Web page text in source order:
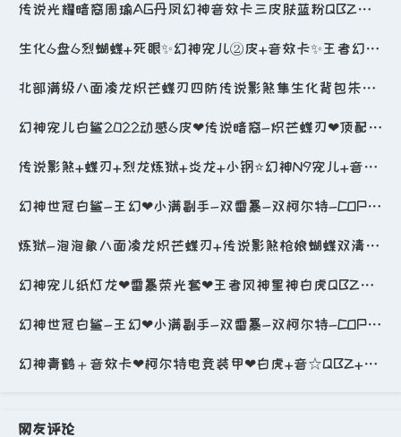
传说光耀暗裔周瑜AG丹凤幻神音效卡三皮肤蓝粉QBZ荣光星神世冠AG套朱雀七冠军五音效卡6烈3盘3炼狱_穿越火线_网通区_山西一区_
生化6盘6烈蝴蝶+死眼✨幻神宠儿②皮+音效卡✨王者幻神✨COP-2✨夜魔套✨传说光耀+辉光✨QBZ_穿越火线_电信区_安徽一区_
北部满级八面凌龙炽芒蝶刃四防传说影煞隼生化背包朱雀玄武幻影蝴蝶小钢毒蜂双面清道夫传说破晓6盘6烈7手_穿越火线_网通区_河北一区_
幻神宠儿白鲨2022动感6皮❤传说暗裔-炽芒蝶刃❤顶配副手❤风势芳薇QBZ白鲨暗星青龙火魄霜心_穿越火线_网通区_黑龙江区_
传说影煞+蝶刃+烈龙炼狱+炎龙+小钢⭐幻神N9宠儿+音效卡+星神⭐USP神工+COP⭐白虎⭐艾莉莎_穿越火线_网通区_河南一区_
幻神世冠白鲨-王幻❤小满副手-双雷暴-双柯尔特-COPx4❤QBZ白鲨朱雀裁决毁灭音❤6烈蝴蝶❤影豹_穿越火线_电信区_重庆一区_
炼狱-泡泡象八面凌龙炽芒蝶刃+传说影煞枪娘蝴蝶双清道夫毒蜂+生化炽芒蝶刃6盘6烈+黑桃雷首发宙斯套_穿越火线_电信区_广东一区
幻神宠儿纸灯龙❤雷暴荣光套❤王者风神星神白虎QBZ❤蝶刃-隼-6盘烈❤满配挑战全装_穿越火线_网通区_北京一区_
幻神世冠白鲨-王幻❤小满副手-双雷暴-双柯尔特-COPx4❤QBZ白鲨朱雀裁决毁灭音❤6烈蝴蝶❤影豹_穿越火线_电信区_重庆一区_
幻神青鹤＋音效卡❤柯尔特电竞装甲❤白虎+音☆QBZ+音☆雷神荣耀之魄+音☆火麒麟枪娘滴滴滴滴_穿越火线_网通区_山西一区_
网友评论